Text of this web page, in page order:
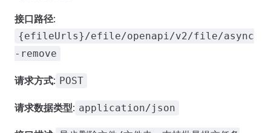
接口路径:
{efileUrls}/efile/openapi/v2/file/async
-remove
请求方式: POST
请求数据类型: application/json